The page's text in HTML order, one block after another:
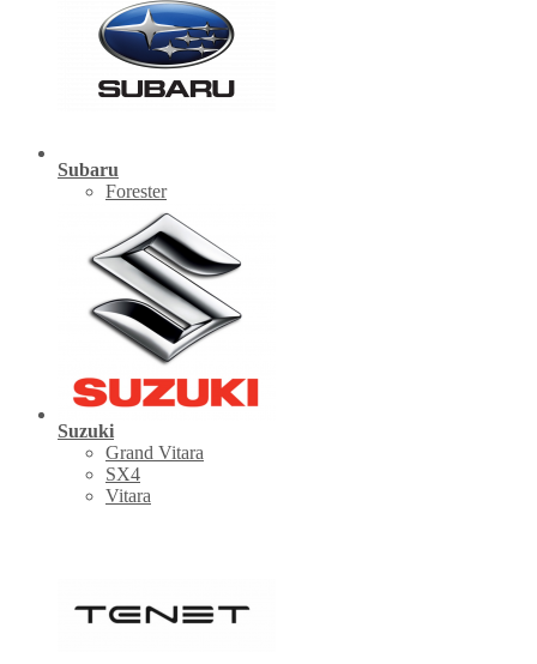
Subaru
Forester
Suzuki
Grand Vitara
SX4
Vitara